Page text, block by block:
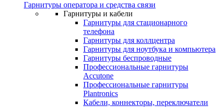
Гарнитуры оператора и средства связи
Гарнитуры и кабели
Гарнитуры для стационарного
телефона
Гарнитуры для коллцентра
Гарнитуры для ноутбука и компьютера
Гарнитуры беспроводные
Профессиональные гарнитуры
Accutone
Профессиональные гарнитуры
Plantronics
Кабели, коннекторы, переключатели